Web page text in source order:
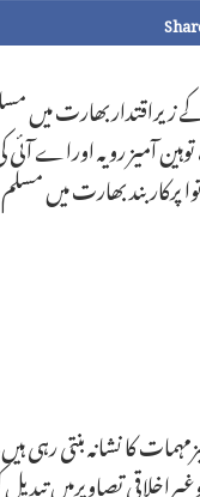
زیراقتداربھارت میں
آمیز رویہ اوراے
پرکاربند بھارت میں
کا نشانہ بنتی رہی